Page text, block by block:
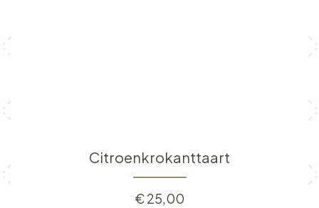
Citroenkrokanttaart
€25,00